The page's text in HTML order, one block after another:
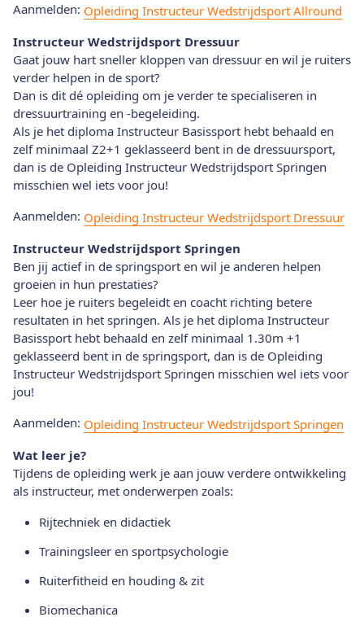
Aanmelden: Opleiding Instructeur Wedstrijdsport Allround
Instructeur Wedstrijdsport Dressuur
Gaat jouw hart sneller kloppen van dressuur en wil je ruiters
verder helpen in de sport?
Dan is dit dé opleiding om je verder te specialiseren in
dressuurtraining en -begeleiding.
Als je het diploma Instructeur Basissport hebt behaald en
zelf minimaal Z2+1 geklasseerd bent in de dressuursport,
dan is de Opleiding Instructeur Wedstrijdsport Springen
misschien wel iets voor jou!
Aanmelden: Opleiding Instructeur Wedstrijdsport Dressuur
Instructeur Wedstrijdsport Springen
Ben jij actief in de springsport en wil je anderen helpen
groeien in hun prestaties?
Leer hoe je ruiters begeleidt en coacht richting betere
resultaten in het springen. Als je het diploma Instructeur
Basissport hebt behaald en zelf minimaal 1.30m +1
geklasseerd bent in de springsport, dan is de Opleiding
Instructeur Wedstrijdsport Springen misschien wel iets voor
jou!
Aanmelden: Opleiding Instructeur Wedstrijdsport Springen
Wat leer je?
Tijdens de opleiding werk je aan jouw verdere ontwikkeling
als instructeur, met onderwerpen zoals:
Rijtechniek en didactiek
Trainingsleer en sportpsychologie
Ruiterfitheid en houding & zit
Biomechanica